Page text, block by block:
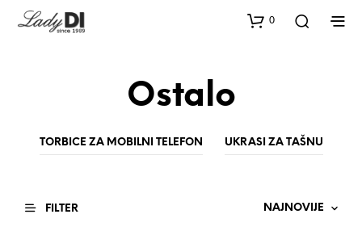
0
Ostalo
TORBICE ZA MOBILNI TELEFON UKRASI ZA TAŠNU
FILTER